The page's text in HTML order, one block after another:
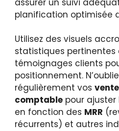
planification optimisée
Utilisez des visuels
statistiques pertinentes
témoignages clients
positionnement.
régulièrement vos
comptable pour
en fonction des MRR
récurrents) et autres